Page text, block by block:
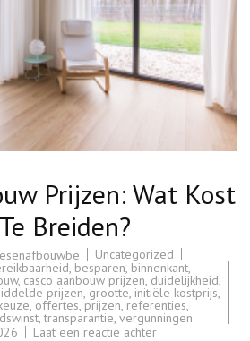
Prijzen: Wat Kost
Breiden?
Uncategorized
, besparen, binnenkant,
, casco aanbouw prijzen, duidelijkheid,
prijzen, grootte, initiële kostprijs,
, offertes, prijzen, referenties,
,transparantie, vergunningen
Laat een reactie achterop